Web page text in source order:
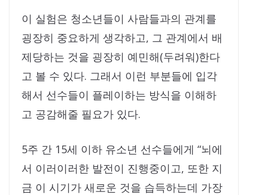
이 실험은 청소년들이 사람들과의 관계를
굉장히 중요하게 생각하고, 그 관계에서 배
제당하는 것을 굉장히 예민해(두려워)한다
고 볼 수 있다. 그래서 이런 부분들에 입각
해서 선수들이 플레이하는 방식을 이해하
고 공감해줄 필요가 있다.
5주 간 15세 이하 유소년 선수들에게 “뇌에
서 이러이러한 발전이 진행중이고, 또한 지
금 이 시기가 새로운 것을 습득하는데 가장